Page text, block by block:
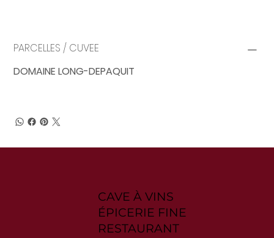
PARCELLES / CUVEE
DOMAINE LONG-DEPAQUIT
CAVE À VINS
ÉPICERIE FINE
RESTAURANT